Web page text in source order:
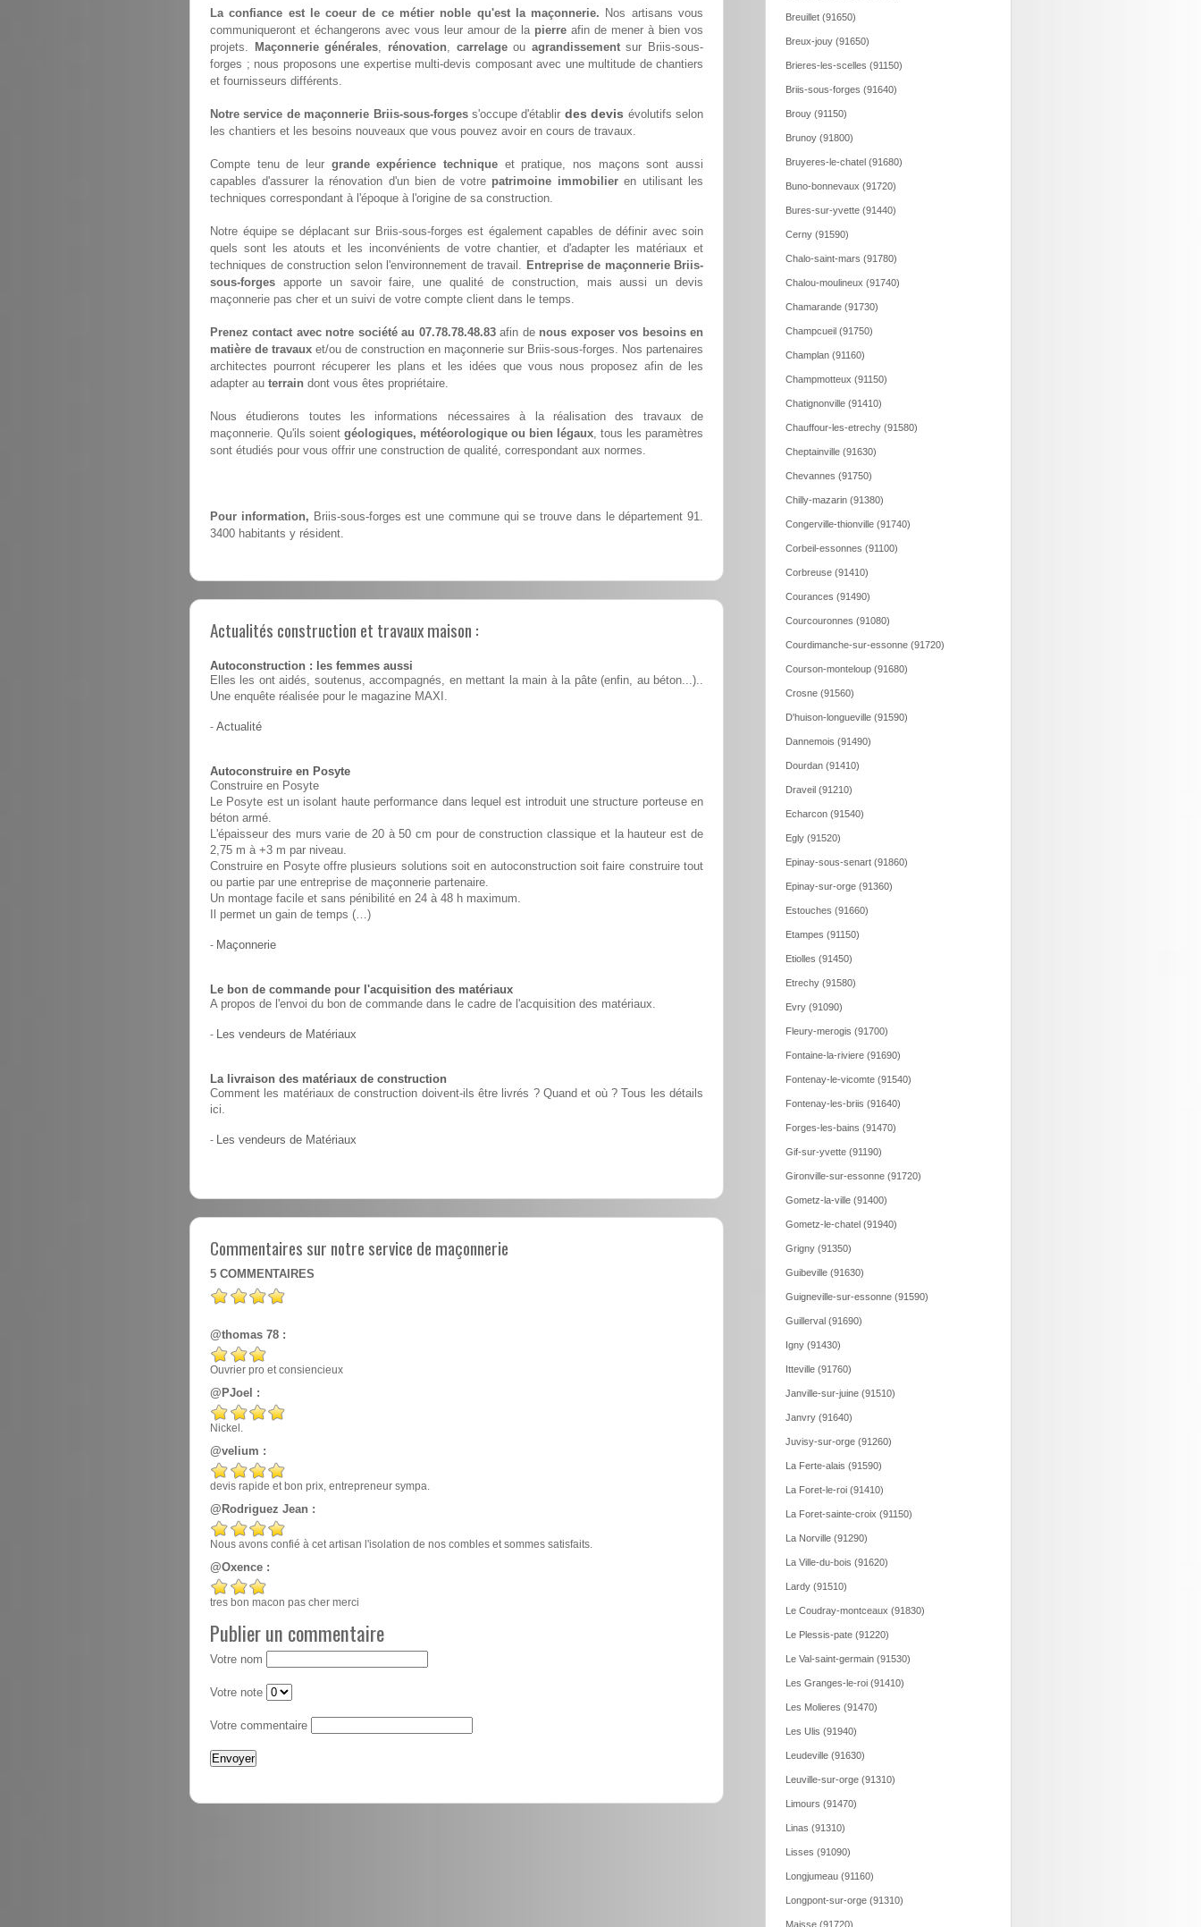
La confiance est le coeur de ce métier noble qu'est la maçonnerie. Nos artisans vous
communiqueront et échangerons avec vous leur amour de la pierre afin de mener à bien vos
projets.
Maçonnerie générales, rénovation, carrelageou agrandissementsur Briis-sous-
forges ; nous proposons une expertise multi-devis composant avec une multitude de chantiers
et fournisseurs différents.
Notre service de maçonnerie Briis-sous-forgess'occupe d'établir des devis évolutifs selon
les chantiers et les besoins nouveaux que vous pouvez avoir en cours de travaux.
Compte tenu de leur grande expérience technique et pratique, nos maçons sont aussi
capables d'assurer la rénovation d'un bien de votre patrimoine immobilieren utilisant les
techniques correspondant à l'époque à l'origine de sa construction.
Notre équipe se déplacant sur Briis-sous-forges est également capables de définir avec soin
quels sont les atouts et les inconvénients de votre chantier, et d'adapter les matériaux et
techniques de construction selon l'environnement de travail. Entreprise de maçonnerie Briis-
sous-forges apporte un savoir faire, une qualité de construction, mais aussi un devis
maçonnerie pas cher et un suivi de votre compte client dans le temps.
Prenez contact avec notre société au 07.78.78.48.83afin de nous exposer vos besoins en
matière de travaux et/ou de construction en maçonnerie sur Briis-sous-forges. Nos partenaires
architectes pourront récuperer les plans et les idées que vous nous proposez afin de les
adapter au terrain dont vous êtes propriétaire.
Nous étudierons toutes les informations nécessaires à la réalisation des travaux de
maçonnerie. Qu'ils soient géologiques, météorologique ou bien légaux, tous les paramètres
sont étudiés pour vous offrir une construction de qualité, correspondant aux normes.
Pour information, Briis-sous-forges est une commune qui se trouve dans le département 91.
3400 habitants y résident.
Actualités construction et travaux maison :
Autoconstruction : les femmes aussi
Elles les ont aidés, soutenus, accompagnés, en mettant la main à la pâte (enfin, au béton...)..
Une enquête réalisée pour le magazine MAXI.
- Actualité
Autoconstruire en Posyte
Construire en Posyte
Le Posyte est un isolant haute performance dans lequel est introduit une structure porteuse en
béton armé.
L'épaisseur des murs varie de 20 à 50 cm pour de construction classique et la hauteur est de
2,75 m à +3 m par niveau.
Construire en Posyte offre plusieurs solutions soit en autoconstruction soit faire construire tout
ou partie par une entreprise de maçonnerie partenaire.
Un montage facile et sans pénibilité en 24 à 48 h maximum.
Il permet un gain de temps (…)
- Maçonnerie
Le bon de commande pour l'acquisition des matériaux
A propos de l'envoi du bon de commande dans le cadre de l'acquisition des matériaux.
- Les vendeurs de Matériaux
La livraison des matériaux de construction
Comment les matériaux de construction doivent-ils être livrés ? Quand et où ? Tous les détails
ici.
- Les vendeurs de Matériaux
Commentaires sur notre service de maçonnerie
5 COMMENTAIRES
@thomas 78 :
Ouvrier pro et consiencieux
@PJoel :
Nickel.
@velium :
devis rapide et bon prix, entrepreneur sympa.
@Rodriguez Jean :
Nous avons confié à cet artisan l'isolation de nos combles et sommes satisfaits.
@Oxence :
tres bon macon pas cher merci
Publier un commentaire
Votre nom
Votre note
Votre commentaire
Breuillet (91650)
Breux-jouy (91650)
Brieres-les-scelles (91150)
Briis-sous-forges (91640)
Brouy (91150)
Brunoy (91800)
Bruyeres-le-chatel (91680)
Buno-bonnevaux (91720)
Bures-sur-yvette (91440)
Cerny (91590)
Chalo-saint-mars (91780)
Chalou-moulineux (91740)
Chamarande (91730)
Champcueil (91750)
Champlan (91160)
Champmotteux (91150)
Chatignonville (91410)
Chauffour-les-etrechy (91580)
Cheptainville (91630)
Chevannes (91750)
Chilly-mazarin (91380)
Congerville-thionville (91740)
Corbeil-essonnes (91100)
Corbreuse (91410)
Courances (91490)
Courcouronnes (91080)
Courdimanche-sur-essonne (91720)
Courson-monteloup (91680)
Crosne (91560)
D'huison-longueville (91590)
Dannemois (91490)
Dourdan (91410)
Draveil (91210)
Echarcon (91540)
Egly (91520)
Epinay-sous-senart (91860)
Epinay-sur-orge (91360)
Estouches (91660)
Etampes (91150)
Etiolles (91450)
Etrechy (91580)
Evry (91090)
Fleury-merogis (91700)
Fontaine-la-riviere (91690)
Fontenay-le-vicomte (91540)
Fontenay-les-briis (91640)
Forges-les-bains (91470)
Gif-sur-yvette (91190)
Gironville-sur-essonne (91720)
Gometz-la-ville (91400)
Gometz-le-chatel (91940)
Grigny (91350)
Guibeville (91630)
Guigneville-sur-essonne (91590)
Guillerval (91690)
Igny (91430)
Itteville (91760)
Janville-sur-juine (91510)
Janvry (91640)
Juvisy-sur-orge (91260)
La Ferte-alais (91590)
La Foret-le-roi (91410)
La Foret-sainte-croix (91150)
La Norville (91290)
La Ville-du-bois (91620)
Lardy (91510)
Le Coudray-montceaux (91830)
Le Plessis-pate (91220)
Le Val-saint-germain (91530)
Les Granges-le-roi (91410)
Les Molieres (91470)
Les Ulis (91940)
Leudeville (91630)
Leuville-sur-orge (91310)
Limours (91470)
Linas (91310)
Lisses (91090)
Longjumeau (91160)
Longpont-sur-orge (91310)
Maisse (91720)